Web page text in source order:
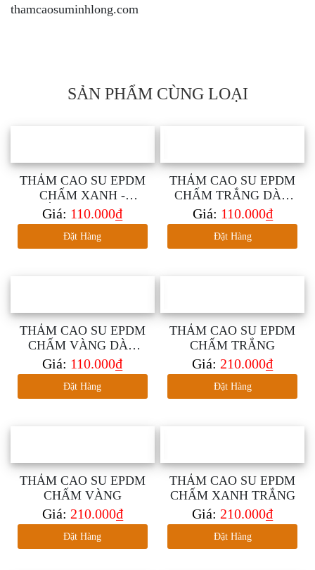
thamcaosuminhlong.com
SẢN PHẨM CÙNG LOẠI
THẢM CAO SU EPDM
CHẤM XANH -
TRẮNG DÀY 2MM
Giá: 110.000₫
Đặt Hàng
THẢM CAO SU EPDM
CHẤM TRẮNG DÀY
2MM
Giá: 110.000₫
Đặt Hàng
THẢM CAO SU EPDM
CHẤM VÀNG DÀY
2MM
Giá: 110.000₫
Đặt Hàng
THẢM CAO SU EPDM
CHẤM TRẮNG
Giá: 210.000₫
Đặt Hàng
THẢM CAO SU EPDM
CHẤM VÀNG
Giá: 210.000₫
Đặt Hàng
THẢM CAO SU EPDM
CHẤM XANH TRẮNG
Giá: 210.000₫
Đặt Hàng